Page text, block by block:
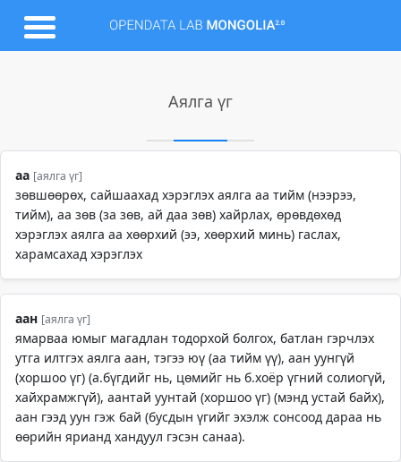
Аялга үг
аа [аялга үг]
зөвшөөрөх, сайшаахад хэрэглэх аялга аа тийм (нээрээ,
тийм), аа зөв (за зөв, ай даа зөв) хайрлах, өрөвдөхөд
хэрэглэх аялга аа хөөрхий (ээ, хөөрхий минь) гаслах,
харамсахад хэрэглэх
аан [аялга үг]
ямарваа юмыг магадлан тодорхой болгох, батлан гэрчлэх
утга илтгэх аялга аан, тэгээ юү (аа тийм үү), аан уунгүй
(хоршоо үг) (а.бүгдийг нь, цөмийг нь б.хоёр үгний солиогүй,
хайхрамжгүй), аантай уунтай (хоршоо үг) (мэнд устай байх),
аан гээд уун гэж бай (бусдын үгийг эхэлж сонсоод дараа нь
өөрийн ярианд хандуул гэсэн санаа).